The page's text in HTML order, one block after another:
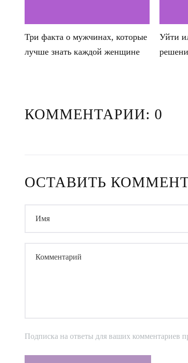
Три факта о мужчинах, которые
лучше знать каждой женщине
Уйти
КОММЕНТАРИИ: 0
ОСТАВИТЬ
Имя
Комментарий
Подписка на ответы для ваших комментариев